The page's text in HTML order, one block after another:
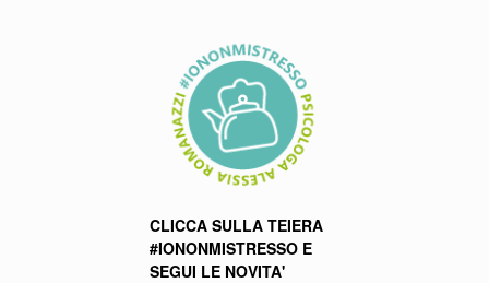
CLICCA SULLA TEIERA
#IONONMISTRESSO E
SEGUI LE NOVITA'